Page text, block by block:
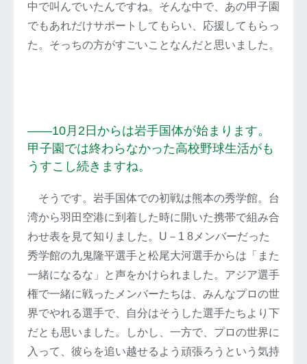
中で叫んでいたんですね。そんな中で、あの甲子園
でもあれだけサポートしてもらい、応援してもらっ
た。そっちの方がすごいことなんだと思いました。
――10月2日からは岩手国体が始まります。
甲子園では終わらなかった高校野球生活がも
うすこし続きますね。
そうです。岩手国体での初戦は熊本の秀学館。台
湾から羽田空港に到着した時に開いた携帯で組み合
わせ表を見て知りました。U－1 8メンバーだった
秀学館の九鬼隆平選手と松尾大河選手からは「また
一緒になるな」と声をかけられました。アジア選手
権で一緒に戦ったメンバーたちは、みんなプロの世
界でやれる選手で、自分はそうした選手たちより下
だとも思いました。しかし、一方で、プロの世界に
入って、彼らを追い越せるよう頑張ろうという気持